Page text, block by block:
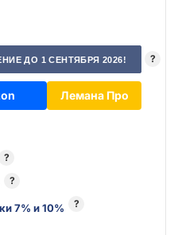
ДО 1 СЕНТЯБРЯ 2026! ?
Лемана Про
?
?
7% и 10% ?